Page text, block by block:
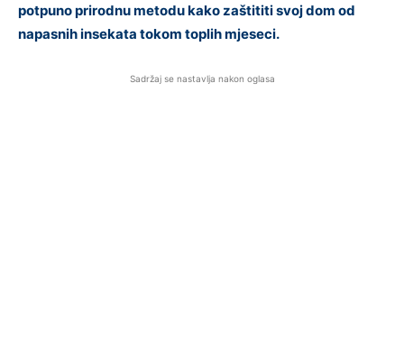
potpuno prirodnu metodu kako zaštititi svoj dom od
napasnih insekata tokom toplih mjeseci.
Sadržaj se nastavlja nakon oglasa